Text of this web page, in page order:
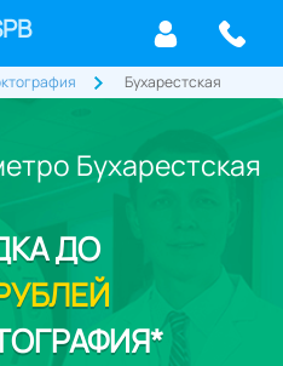
Бухарестская
Бухарестская
ДО